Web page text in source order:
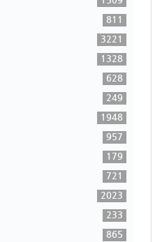
811
3221
1328
628
249
1948
957
179
721
2023
233
865